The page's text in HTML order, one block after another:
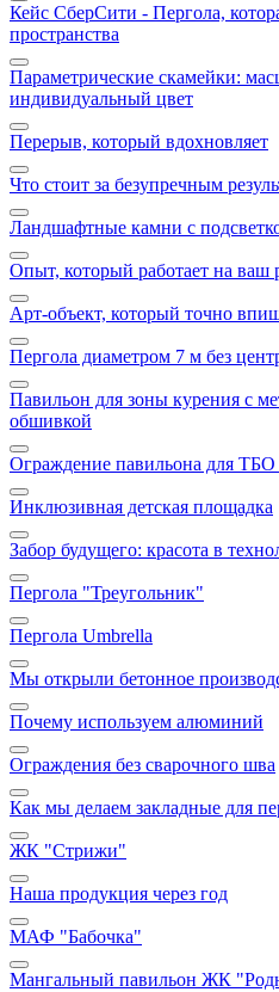
Кейс СберСити - Пергола,
пространства
Параметрические скамейки:
индивидуальный цвет
Перерыв, который вдохновляет
Что стоит за безупречным
Ландшафтные камни с
Опыт, который работает на ваш
Арт‑объект, который точно
Пергола диаметром 7 м без
Павильон для зоны курения с
обшивкой
Ограждение павильона для ТБО
Инклюзивная детская площадка
Забор будущего: красота в
Пергола "Треугольник"
Пергола Umbrella
Мы открыли бетонное
Почему используем алюминий
Ограждения без сварочного шва
Как мы делаем закладные для
ЖК "Стрижи"
Наша продукция через год
МАФ "Бабочка"
Мангальный павильон ЖК